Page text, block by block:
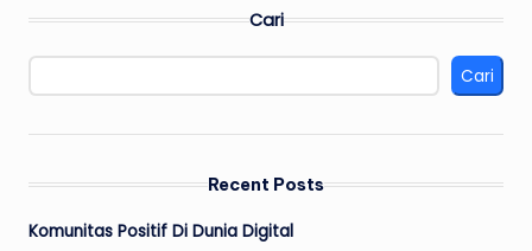
Cari
Cari
Recent Posts
Komunitas Positif Di Dunia Digital